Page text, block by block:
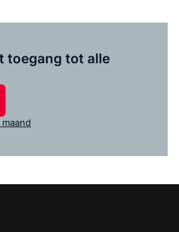
toegang tot alle